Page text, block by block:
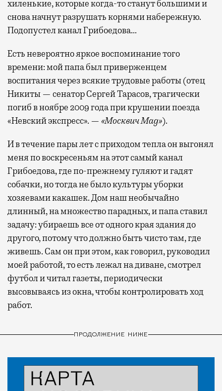
хиленькие, которые когда-то станут большими и
снова начнут разрушать корнями набережную.
Подопустел канал Грибоедова…
Есть невероятно яркое воспоминание того
времени: мой папа был приверженцем
воспитания через всякие трудовые работы (отец
Никиты — сенатор Сергей Тарасов, трагически
погиб в ноябре 2009 года при крушении поезда
«Невский экспресс». — «Москвич Mag»).
И в течение пары лет с приходом тепла он выгонял
меня по воскресеньям на этот самый канал
Грибоедова, где по-прежнему гуляют и гадят
собачки, но тогда не было культуры уборки
хозяевами какашек. Дом наш необычайно
длинный, на множество парадных, и папа ставил
задачу: убираешь все от одного края здания до
другого, потому что должно быть чисто там, где
живешь. Сам он при этом, как говорил, руководил
моей работой, то есть лежал на диване, смотрел
футбол и читал газеты, периодически
высовываясь из окна, чтобы контролировать ход
работ.
ПРОДОЛЖЕНИЕ НИЖЕ